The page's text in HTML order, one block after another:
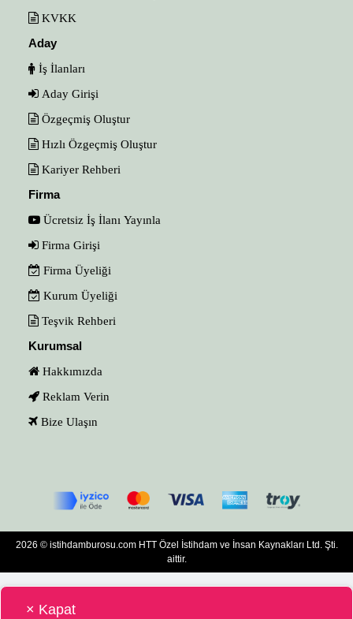
KVKK
Aday
İş İlanları
Aday Girişi
Özgeçmiş Oluştur
Hızlı Özgeçmiş Oluştur
Kariyer Rehberi
Firma
Ücretsiz İş İlanı Yayınla
Firma Girişi
Firma Üyeliği
Kurum Üyeliği
Teşvik Rehberi
Kurumsal
Hakkımızda
Reklam Verin
Bize Ulaşın
2026 © istihdamburosu.com HTT Özel İstihdam ve İnsan Kaynakları Ltd. Şti.
aittir.
× Kapat